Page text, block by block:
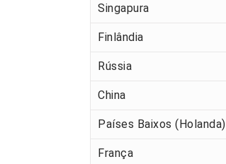
Singapura
Finlândia
Rússia
China
Países Baixos (Holanda)
França